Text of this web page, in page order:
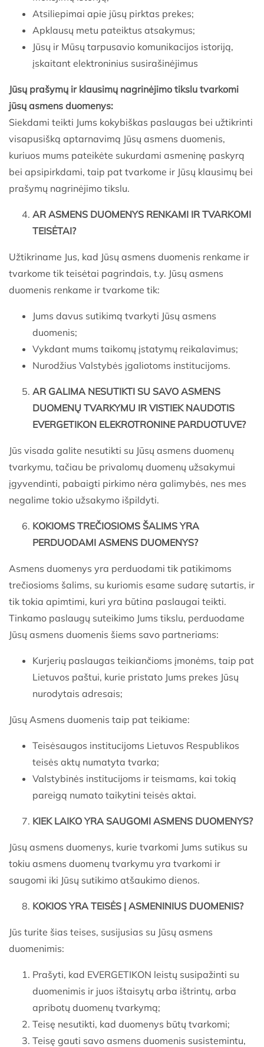
Atsiliepimai apie jūsų pirktas prekes;
Apklausų metu pateiktus atsakymus;
Jūsų ir Mūsų tarpusavio komunikacijos istoriją,
įskaitant elektroninius susirašinėjimus
Jūsų prašymų ir klausimų nagrinėjimo tikslu tvarkomi
jūsų asmens duomenys:
Siekdami teikti Jums kokybiškas paslaugas bei užtikrinti
visapusišką aptarnavimą Jūsų asmens duomenis,
kuriuos mums pateikėte sukurdami asmeninę paskyrą
bei apsipirkdami, taip pat tvarkome ir Jūsų klausimų bei
prašymų nagrinėjimo tikslu.
AR ASMENS DUOMENYS RENKAMI IR TVARKOMI
TEISĖTAI?
Užtikriname Jus, kad Jūsų asmens duomenis renkame ir
tvarkome tik teisėtai pagrindais, t.y. Jūsų asmens
duomenis renkame ir tvarkome tik:
Jums davus sutikimą tvarkyti Jūsų asmens
duomenis;
Vykdant mums taikomų įstatymų reikalavimus;
Nurodžius Valstybės įgaliotoms institucijoms.
AR GALIMA NESUTIKTI SU SAVO ASMENS
DUOMENŲ TVARKYMU IR VISTIEK NAUDOTIS
EVERGETIKON ELEKROTRONINE PARDUOTUVE?
Jūs visada galite nesutikti su Jūsų asmens duomenų
tvarkymu, tačiau be privalomų duomenų užsakymui
įgyvendinti, pabaigti pirkimo nėra galimybės, nes mes
negalime tokio užsakymo išpildyti.
KOKIOMS TREČIOSIOMS ŠALIMS YRA
PERDUODAMI ASMENS DUOMENYS?
Asmens duomenys yra perduodami tik patikimoms
trečiosioms šalims, su kuriomis esame sudarę sutartis, ir
tik tokia apimtimi, kuri yra būtina paslaugai teikti.
Tinkamo paslaugų suteikimo Jums tikslu, perduodame
Jūsų asmens duomenis šiems savo partneriams:
Kurjerių paslaugas teikiančioms įmonėms, taip pat
Lietuvos paštui, kurie pristato Jums prekes Jūsų
nurodytais adresais;
Jūsų Asmens duomenis taip pat teikiame:
Teisėsaugos institucijoms Lietuvos Respublikos
teisės aktų numatyta tvarka;
Valstybinės institucijoms ir teismams, kai tokią
pareigą numato taikytini teisės aktai.
KIEK LAIKO YRA SAUGOMI ASMENS DUOMENYS?
Jūsų asmens duomenys, kurie tvarkomi Jums sutikus su
tokiu asmens duomenų tvarkymu yra tvarkomi ir
saugomi iki Jūsų sutikimo atšaukimo dienos.
KOKIOS YRA TEISĖS Į ASMENINIUS DUOMENIS?
Jūs turite šias teises, susijusias su Jūsų asmens
duomenimis:
Prašyti, kad EVERGETIKON leistų susipažinti su
duomenimis ir juos ištaisytų arba ištrintų, arba
apribotų duomenų tvarkymą;
Teisę nesutikti, kad duomenys būtų tvarkomi;
Teisę gauti savo asmens duomenis susistemintu,